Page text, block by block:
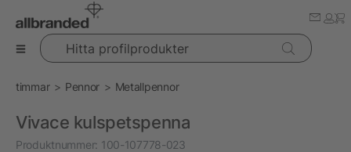
Hitta profilprodukter
timmar Pennor Metallpennor
Vivace kulspetspenna
Produktnummer: 100-107778-023